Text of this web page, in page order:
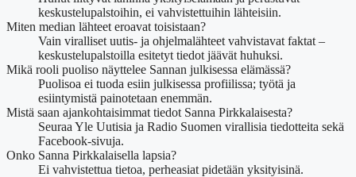
keskustelupalstoihin, ei vahvistettuihin lähteisiin.
Miten median lähteet eroavat toisistaan?
Vain viralliset uutis- ja ohjelmalähteet vahvistavat faktat –
keskustelupalstoilla esitetyt tiedot jäävät huhuksi.
Mikä rooli puoliso näyttelee Sannan julkisessa elämässä?
Puolisoa ei tuoda esiin julkisessa profiilissa; työtä ja
esiintymistä painotetaan enemmän.
Mistä saan ajankohtaisimmat tiedot Sanna Pirkkalaisesta?
Seuraa Yle Uutisia ja Radio Suomen virallisia tiedotteita sekä
Facebook-sivuja.
Onko Sanna Pirkkalaisella lapsia?
Ei vahvistettua tietoa, perheasiat pidetään yksityisinä.